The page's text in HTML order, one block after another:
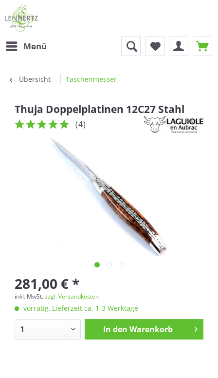
Menü
Übersicht Taschenmesser
Thuja Doppelplatinen 12C27 Stahl
(4)
281,00 € *
inkl. MwSt.zzgl. Versandkosten
vorrätig, Lieferzeit ca. 1-3 Werktage
In den Warenkorb